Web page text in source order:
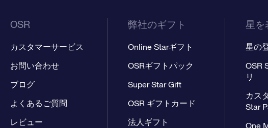
OSR
カスタマーサービス
お問い合わせ
ブログ
よくあるご質問
レビュー
弊社のギフト
Online Starギフト
OSRギフトパック
Super Star Gift
OSR ギフトカード
法人ギフト
星を
星の
OSR
リ
カス
Star
One